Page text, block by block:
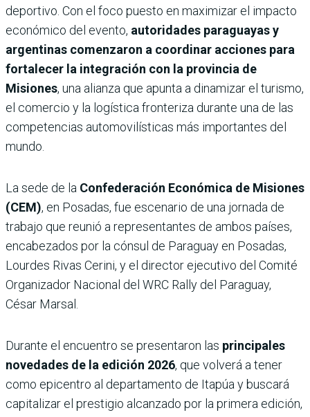
deportivo. Con el foco puesto en maximizar el impacto
económico del evento, autoridades paraguayas y
argentinas comenzaron a coordinar acciones para
fortalecer la integración con la provincia de
Misiones, una alianza que apunta a dinamizar el turismo,
el comercio y la logística fronteriza durante una de las
competencias automovilísticas más importantes del
mundo.
La sede de la Confederación Económica de Misiones
(CEM), en Posadas, fue escenario de una jornada de
trabajo que reunió a representantes de ambos países,
encabezados por la cónsul de Paraguay en Posadas,
Lourdes Rivas Cerini, y el director ejecutivo del Comité
Organizador Nacional del WRC Rally del Paraguay,
César Marsal.
Durante el encuentro se presentaron las principales
novedades de la edición 2026, que volverá a tener
como epicentro al departamento de Itapúa y buscará
capitalizar el prestigio alcanzado por la primera edición,